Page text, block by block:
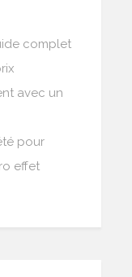
complet
avec un
pour
effet